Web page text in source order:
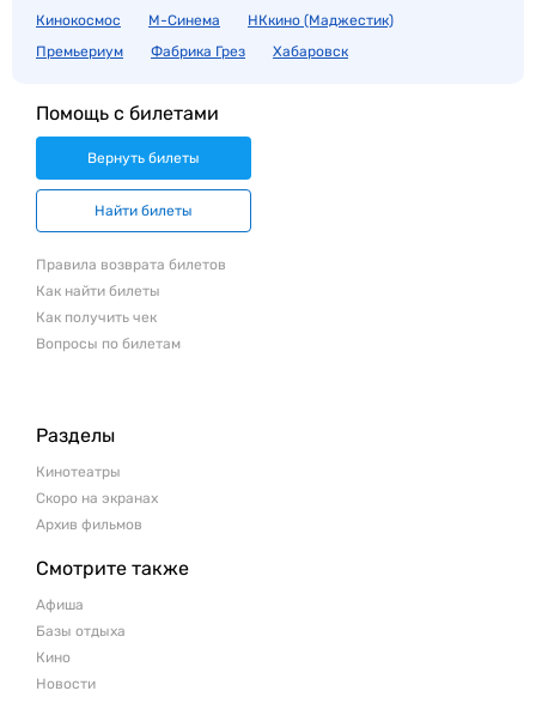
Кинокосмос
М-Синема
НКкино (Маджестик)
Премьериум
Фабрика Грез Хабаровск
Помощь с билетами
Вернуть билеты
Найти билеты
Правила возврата билетов
Как найти билеты
Как получить чек
Вопросы по билетам
Разделы
Кинотеатры
Скоро на экранах
Архив фильмов
Смотрите также
Афиша
Базы отдыха
Кино
Новости